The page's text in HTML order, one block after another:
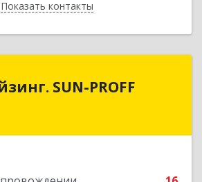
Показать контакты
Назад
SUN-PROFF
SUN-PROFF
обл, Солнечногорский р-н,